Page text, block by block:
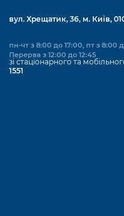
вул. Хрещатик, 36, м. Київ,
пн-чт з 8:00 до 17:00, пт з 8:00
Перерва з 12:00 до 12:45
зі стаціонарного та
1551